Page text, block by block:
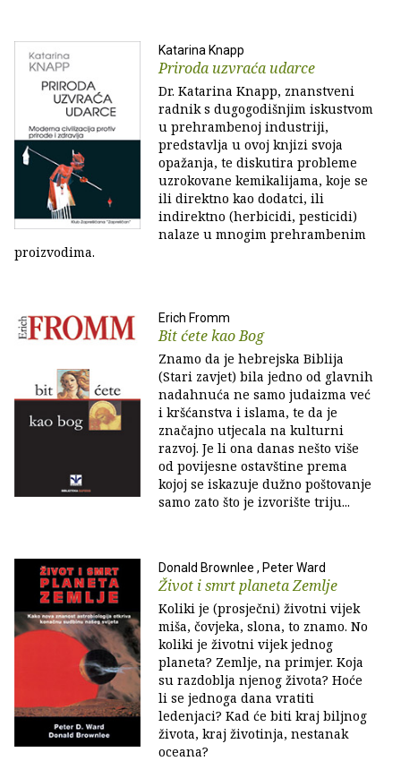
Katarina Knapp
Priroda uzvraća udarce
Dr. Katarina Knapp, znanstveni
radnik s dugogodišnjim iskustvom
u prehrambenoj industriji,
predstavlja u ovoj knjizi svoja
opažanja, te diskutira probleme
uzrokovane kemikalijama, koje se
ili direktno kao dodatci, ili
indirektno (herbicidi, pesticidi)
nalaze u mnogim prehrambenim
proizvodima.
Erich Fromm
Bit ćete kao Bog
Znamo da je hebrejska Biblija
(Stari zavjet) bila jedno od glavnih
nadahnuća ne samo judaizma već
i kršćanstva i islama, te da je
značajno utjecala na kulturni
razvoj. Je li ona danas nešto više
od povijesne ostavštine prema
kojoj se iskazuje dužno poštovanje
samo zato što je izvorište triju...
Donald Brownlee , Peter Ward
Život i smrt planeta Zemlje
Koliki je (prosječni) životni vijek
miša, čovjeka, slona, to znamo. No
koliki je životni vijek jednog
planeta? Zemlje, na primjer. Koja
su razdoblja njenog života? Hoće
li se jednoga dana vratiti
ledenjaci? Kad će biti kraj biljnog
života, kraj životinja, nestanak
oceana?